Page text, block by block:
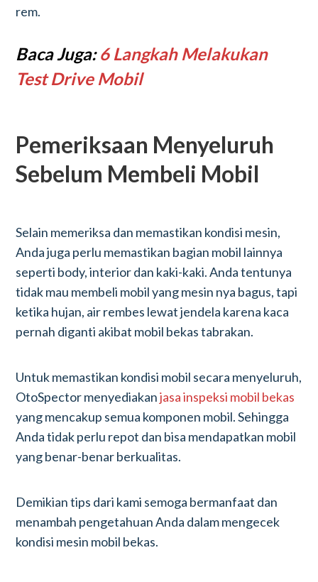
rem.
Baca Juga:6 Langkah Melakukan
Test Drive Mobil
Pemeriksaan Menyeluruh
Sebelum Membeli Mobil
Selain memeriksa dan memastikan kondisi mesin,
Anda juga perlu memastikan bagian mobil lainnya
seperti body, interior dan kaki-kaki. Anda tentunya
tidak mau membeli mobil yang mesin nya bagus, tapi
ketika hujan, air rembes lewat jendela karena kaca
pernah diganti akibat mobil bekas tabrakan.
Untuk memastikan kondisi mobil secara menyeluruh,
OtoSpector menyediakanjasa inspeksi mobil bekas
yang mencakup semua komponen mobil. Sehingga
Anda tidak perlu repot dan bisa mendapatkan mobil
yang benar-benar berkualitas.
Demikian tips dari kami semoga bermanfaat dan
menambah pengetahuan Anda dalam mengecek
kondisi mesin mobil bekas.